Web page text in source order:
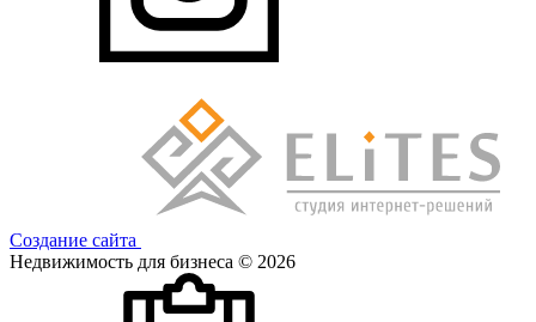
Создание сайта
Недвижимость для бизнеса © 2026